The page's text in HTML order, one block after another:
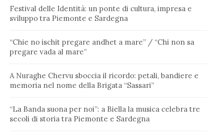
Festival delle Identità: un ponte di cultura, impresa e
sviluppo tra Piemonte e Sardegna
“Chie no ischit pregare andhet a mare” / “Chi non sa
pregare vada al mare”
A Nuraghe Chervu sboccia il ricordo: petali, bandiere e
memoria nel nome della Brigata “Sassari”
“La Banda suona per noi”: a Biella la musica celebra tre
secoli di storia tra Piemonte e Sardegna